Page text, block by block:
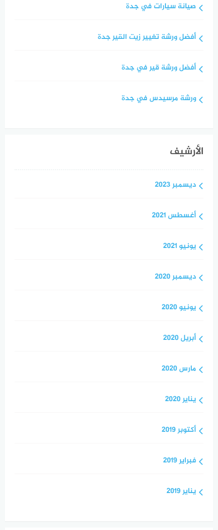
صيانة سيارات في جدة
أفضل ورشة تغيير زيت القير جدة
أفضل ورشة قير في جدة
ورشة مرسيدس في جدة
الأرشيف
ديسمبر 2023
أغسطس 2021
يونيو 2021
ديسمبر 2020
يونيو 2020
أبريل 2020
مارس 2020
يناير 2020
أكتوبر 2019
فبراير 2019
يناير 2019